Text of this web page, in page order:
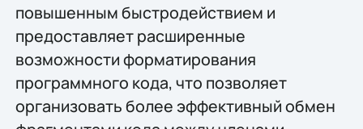
повышенным быстродействием и
предоставляет расширенные
возможности форматирования
программного кода, что позволяет
организовать более эффективный обмен